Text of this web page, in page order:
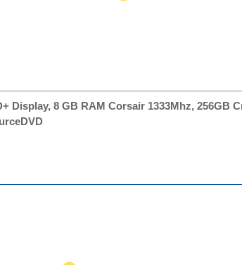
Display, 8 GB RAM Corsair 1333Mhz, 256GB